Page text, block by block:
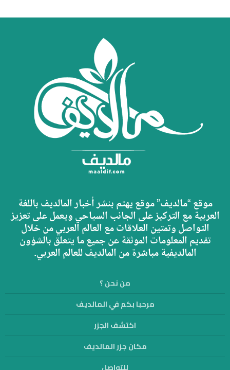
موقع “مالديف” موقع يهتم بنشر أخبار المالديف باللغة
العربية مع التركيز على الجانب السياحي ويعمل على تعزيز
التواصل وتمتين العلاقات مع العالم العربي من خلال
تقديم المعلومات الموثقة عن جميع ما يتعلق بالشؤون
المالديفية مباشرة من المالديف للعالم العربي.
من نحن ؟
مرحبا بكم في المالديف
اكتشف الجزر
مكان جزر المالديف